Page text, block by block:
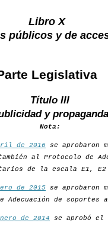
Libro X
públicos y de
Legislativa
Título III
y propaganda
Nota:
de 2016 se aprobaron
al Protocolo de
de la escala E1, E2
de 2015 se aprobaron
Adecuación de soportes
de 2014 se aprobó el